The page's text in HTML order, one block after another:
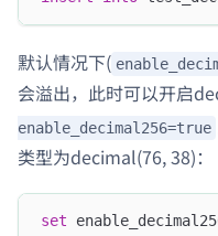
默认情况下(
会溢出，此时可以开启
enable_decimal256=true
类型为decimal(76, 38)：
set